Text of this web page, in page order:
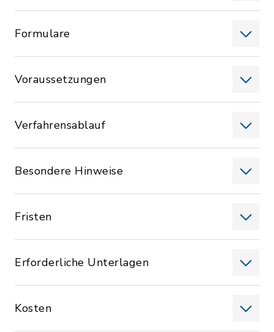
Formulare
Voraussetzungen
Verfahrensablauf
Besondere Hinweise
Fristen
Erforderliche Unterlagen
Kosten